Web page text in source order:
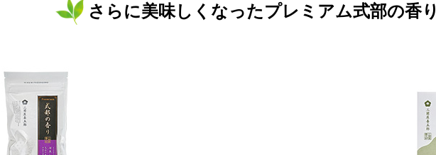
さらに美味しくなったプレミアム式部の香り